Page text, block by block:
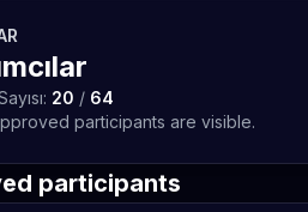
18
TETO
20 / 64
participants are visible.
participants